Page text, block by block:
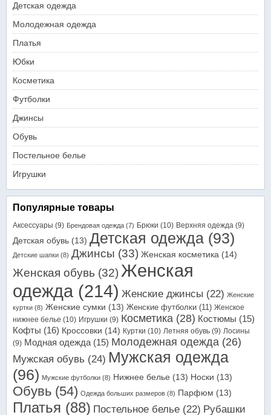
Детская одежда
Молодежная одежда
Платья
Юбки
Косметика
Футболки
Джинсы
Обувь
Постельное белье
Игрушки
Популярные товары
Аксессуары (9) Брендовая одежда (7) Брюки (10) Верхняя одежда (9)
Детская обувь (13) Детская одежда (93)
Детские шапки (8) Джинсы (33) Женская косметика (14)
Женская обувь (32) Женская
одежда (214) Женские джинсы (22) Женские
куртки (8) Женские сумки (13) Женские футболки (11) Женское
нижнее белье (10) Игрушки (9) Косметика (28) Костюмы (15)
Кофты (16) Кроссовки (14) Куртки (10) Летняя обувь (9) Лосины
(9) Модная одежда (15) Молодежная одежда (26)
Мужская обувь (24) Мужская одежда
(96) Мужские футболки (8) Нижнее белье (13) Носки (13)
Обувь (54) Одежда больших размеров (8) Парфюм (13)
Платья (88) Постельное белье (22) Рубашки